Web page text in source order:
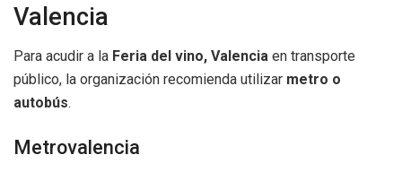
Valencia
Para acudir a la Feria del vino, Valencia en transporte
público, la organización recomienda utilizar metro o
autobús.
Metrovalencia